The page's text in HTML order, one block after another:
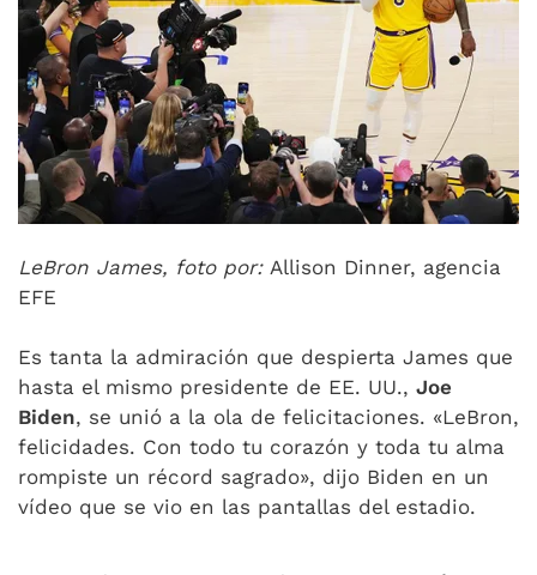
LeBron James, foto por: Allison Dinner, agencia
EFE
Es tanta la admiración que despierta James que
hasta el mismo presidente de EE. UU., Joe
Biden, se unió a la ola de felicitaciones. «LeBron,
felicidades. Con todo tu corazón y toda tu alma
rompiste un récord sagrado», dijo Biden en un
vídeo que se vio en las pantallas del estadio.